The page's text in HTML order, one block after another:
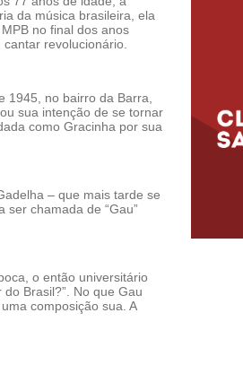
da música brasileira, ela
no final dos anos
revolucionário.
1945, no bairro da Barra,
sua intenção de se tornar
como Gracinha por sua
– que mais tarde se
chamada de “Gau”
o então universitário
Brasil?”. No que Gau
composição sua. A